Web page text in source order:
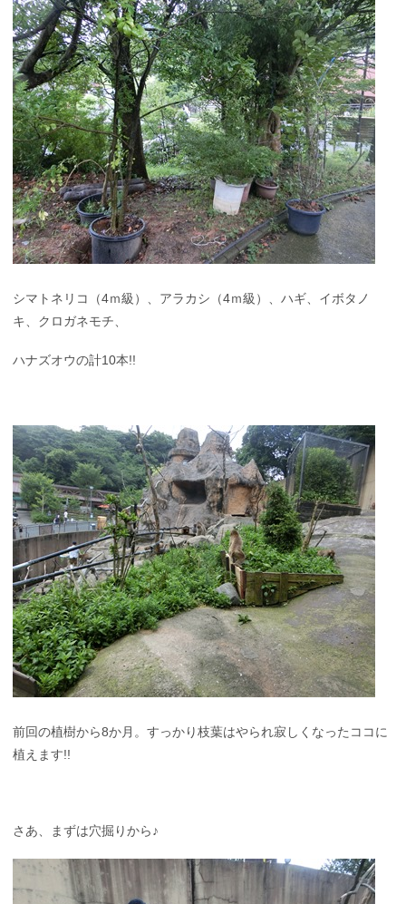
シマトネリコ（4ｍ級）、アラカシ（4ｍ級）、ハギ、イボタノ
キ、クロガネモチ、
ハナズオウの計10本!!
前回の植樹から8か月。すっかり枝葉はやられ寂しくなったココに
植えます!!
さあ、まずは穴掘りから♪